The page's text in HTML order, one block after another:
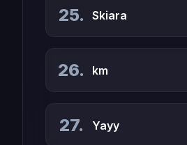
25. Skiara
26. km
27. Yayy